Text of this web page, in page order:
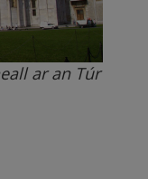
ar an Túr